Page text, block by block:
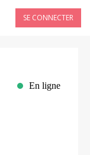
SE CONNECTER
En ligne